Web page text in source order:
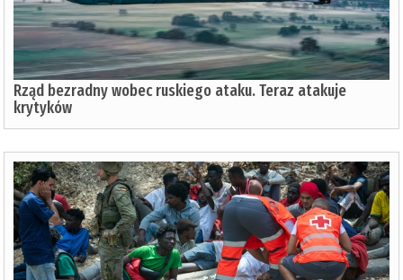
Rząd bezradny wobec ruskiego ataku. Teraz atakuje
krytyków